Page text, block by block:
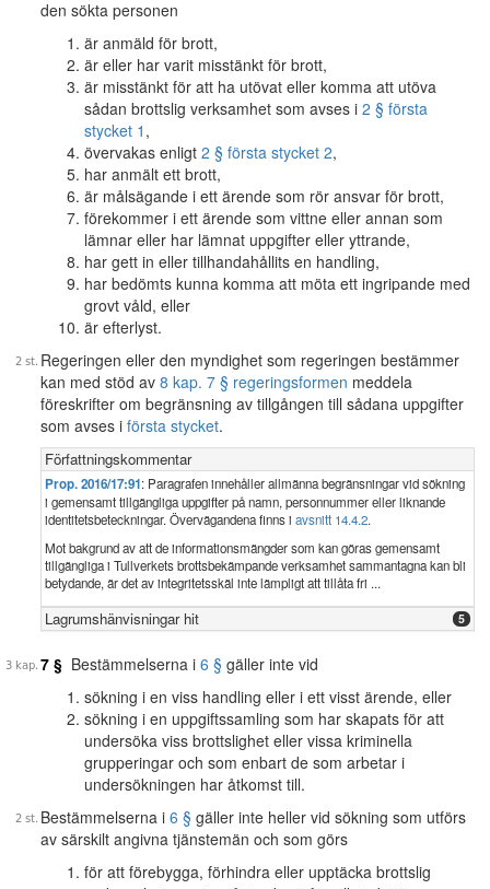
den sökta personen
är anmäld för brott,
är eller har varit misstänkt för brott,
är misstänkt för att ha utövat eller komma att utöva
sådan brottslig verksamhet som avses i 2 § första
stycket 1 ,
övervakas enligt 2 § första stycket 2,
har anmält ett brott,
är målsägande i ett ärende som rör ansvar för brott,
förekommer i ett ärende som vittne eller annan som
lämnar eller har lämnat uppgifter eller yttrande,
har gett in eller tillhandahållits en handling,
har bedömts kunna komma att möta ett ingripande med
grovt våld, eller
är efterlyst.
Regeringen eller den myndighet som regeringen bestämmer
kan med stöd av 8 kap. 7 § regeringsformen meddela
föreskrifter om begränsning av tillgången till sådana uppgifter
som avses i första stycket.
Författningskommentar
Prop. 2016/17:91: Paragrafen innehåller allmänna begränsningar vid sökning
i gemensamt tillgängliga uppgifter på namn, personnummer eller liknande
identitetsbeteckningar. Övervägandena finns i avsnitt 14.4.2.
Mot bakgrund av att de informationsmängder som kan göras gemensamt
tillgängliga i Tullverkets brottsbekämpande verksamhet sammantagna kan bli
betydande, är det av integritetsskäl inte lämpligt att tillåta fri ...
Lagrumshänvisningar hit 5
7 § Bestämmelserna i 6 § gäller inte vid
sökning i en viss handling eller i ett visst ärende, eller
sökning i en uppgiftssamling som har skapats för att
undersöka viss brottslighet eller vissa kriminella
grupperingar och som enbart de som arbetar i
undersökningen har åtkomst till.
Bestämmelserna i 6 § gäller inte heller vid sökning som utförs
av särskilt angivna tjänstemän och som görs
för att förebygga, förhindra eller upptäcka brottslig